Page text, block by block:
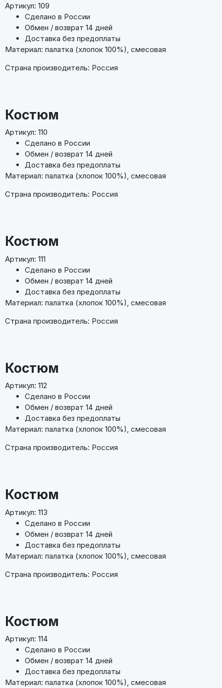
Артикул: 109
Сделано в России
Обмен / возврат 14 дней
Доставка без предоплаты
Материал: палатка (хлопок 100%), смесовая
Страна производитель: Россия
Костюм
Артикул: 110
Сделано в России
Обмен / возврат 14 дней
Доставка без предоплаты
Материал: палатка (хлопок 100%), смесовая
Страна производитель: Россия
Костюм
Артикул: 111
Сделано в России
Обмен / возврат 14 дней
Доставка без предоплаты
Материал: палатка (хлопок 100%), смесовая
Страна производитель: Россия
Костюм
Артикул: 112
Сделано в России
Обмен / возврат 14 дней
Доставка без предоплаты
Материал: палатка (хлопок 100%), смесовая
Страна производитель: Россия
Костюм
Артикул: 113
Сделано в России
Обмен / возврат 14 дней
Доставка без предоплаты
Материал: палатка (хлопок 100%), смесовая
Страна производитель: Россия
Костюм
Артикул: 114
Сделано в России
Обмен / возврат 14 дней
Доставка без предоплаты
Материал: палатка (хлопок 100%), смесовая